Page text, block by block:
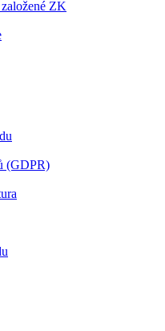
ZK
(GDPR)